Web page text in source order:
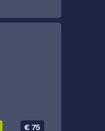
€ 75